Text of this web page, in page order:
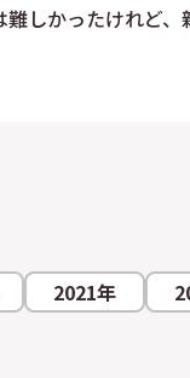
かったけれど
2021年